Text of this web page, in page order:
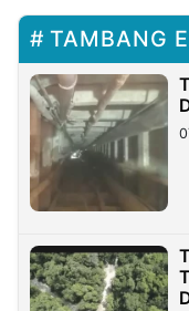
TAMBANG